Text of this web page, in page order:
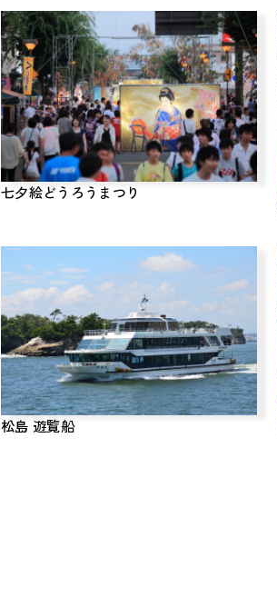
七夕絵どうろうまつり
松島 遊覧船